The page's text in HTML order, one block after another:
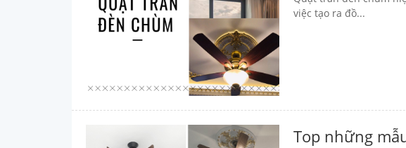
việc tạo ra đồ...
Top những